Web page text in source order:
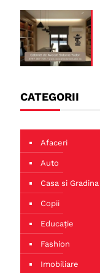
CATEGORII
Afaceri
Auto
Casa si Gradina
Copii
Educație
Fashion
Imobiliare